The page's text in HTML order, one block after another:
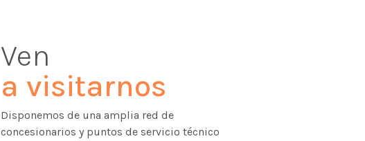
Ven
a visitarnos
Disponemos de una amplia red de
concesionarios y puntos de servicio técnico